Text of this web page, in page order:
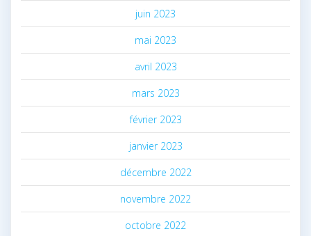
juin 2023
mai 2023
avril 2023
mars 2023
février 2023
janvier 2023
décembre 2022
novembre 2022
octobre 2022